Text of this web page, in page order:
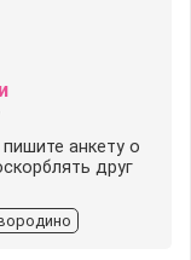
анкету о
друг